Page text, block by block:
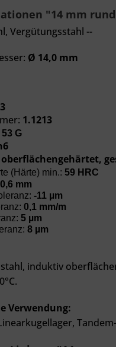
"14 mm
Vergütungsstahl --
Ø 14,0 mm
1.1213
G
oberflächengehärtet,
(Härte) min.: 59 HRC
0,6 mm
-11 µm
0,1 mm/m
5 µm
8 µm
induktiv
Verwendung: